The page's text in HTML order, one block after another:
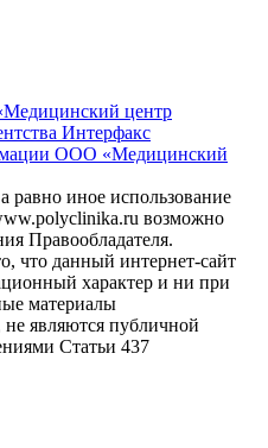
центр
Интерфакс
ООО «Медицинский
равно иное использование
возможно
Правообладателя.
что данный интернет-сайт
характер и ни при
материалы
являются публичной
Статьи 437